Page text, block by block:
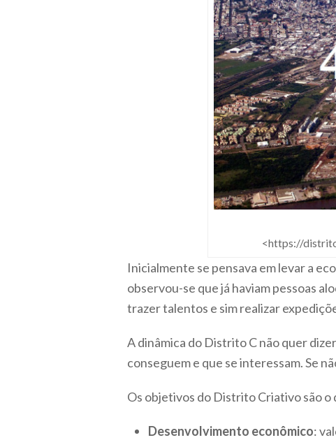
<https://
Inicialmente se pensava em levar a
observou-se que já haviam pessoas
trazer talentos e sim realizar
A dinâmica do Distrito C não quer
conseguem e que se interessam. Se
Os objetivos do Distrito Criativo são
Desenvolvimento econômico: